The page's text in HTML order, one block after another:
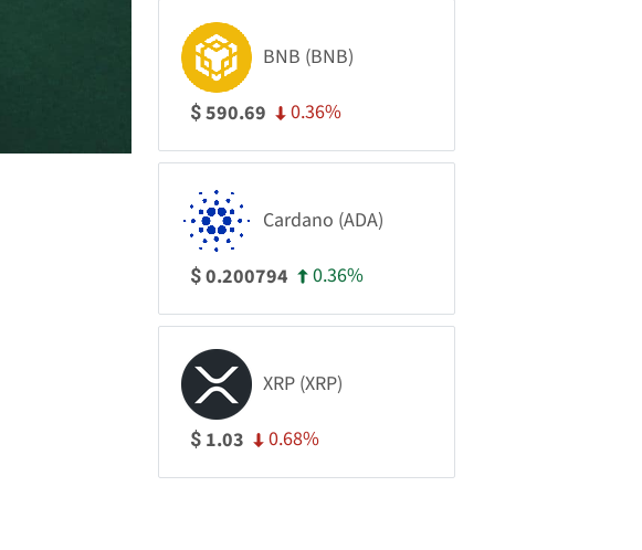
BNB (BNB)
$590.69 0.36%
Cardano (ADA)
$0.200794 0.36%
XRP (XRP)
$ 1.03 0.68%